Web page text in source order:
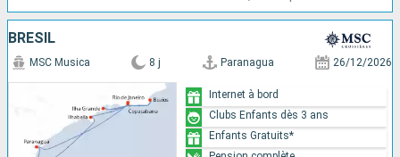
BRÉSIL
MSC Musica 8 j Paranagua 26/12/2026
Internet à bord
Clubs Enfants dès 3 ans
Enfants Gratuits*